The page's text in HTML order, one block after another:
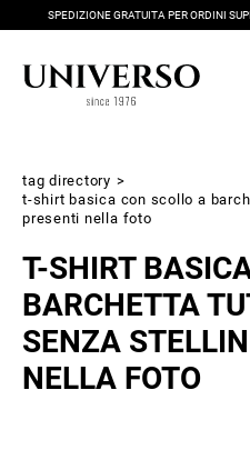
SPEDIZIONE GRATUITA PER ORDINI
tag directory >
t-shirt basica con scollo a
presenti nella foto
T-SHIRT
BARCHETTA
SENZA
NELLA FOTO